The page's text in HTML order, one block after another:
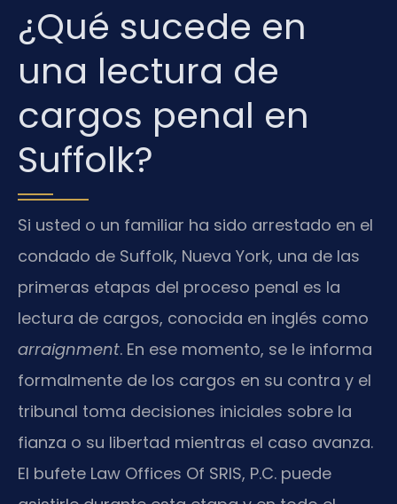
¿Qué sucede en
una lectura de
cargos penal en
Suffolk?
Si usted o un familiar ha sido arrestado en el
condado de Suffolk, Nueva York, una de las
primeras etapas del proceso penal es la
lectura de cargos, conocida en inglés como
arraignment. En ese momento, se le informa
formalmente de los cargos en su contra y el
tribunal toma decisiones iniciales sobre la
fianza o su libertad mientras el caso avanza.
El bufete Law Offices Of SRIS, P.C. puede